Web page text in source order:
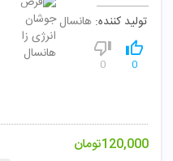
تولید کننده: هانسال
0
0
120,000تومان